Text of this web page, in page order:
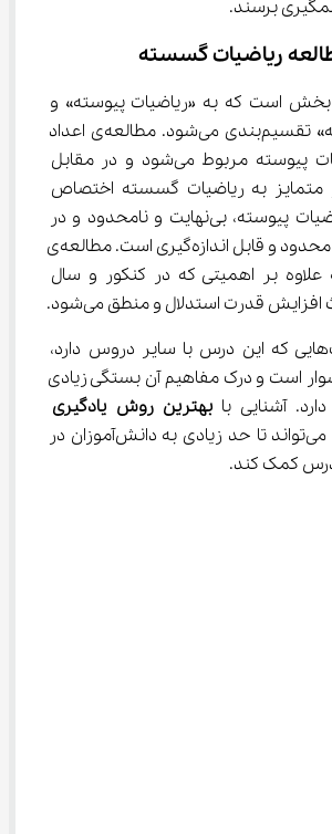
ریاضیات گسسته
است که به «ریاضیات پیوسته» و
«ریاضیات گسسته» تقسیم‌بندی می‌شود. مطالعه‌ی اعداد
حقیقی به ریاضیات پیوسته مربوط می‌شود و در مقابل
متمایز به ریاضیات گسسته اختصاص
دارد. نتایج در ریاضیات پیوسته، بی‌نهایت و نامحدود و در
ریاضیات گسسته محدود و قابل اندازه‌گیری است. مطالعه‌ی
بر اهمیتی که در کنکور و سال
افزایش قدرت استدلال و منطق می‌شود.
با توجه به تفاوت‌هایی که این درس با سایر دروس دارد،
است و درک مفاهیم آن بستگی زیادی
آشنایی با بهترین روش یادگیری
می‌تواند تا حد زیادی به دانش‌آموزان در
کمک کند.